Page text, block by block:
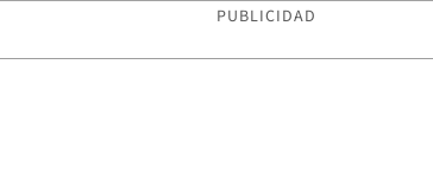
PUBLICIDAD